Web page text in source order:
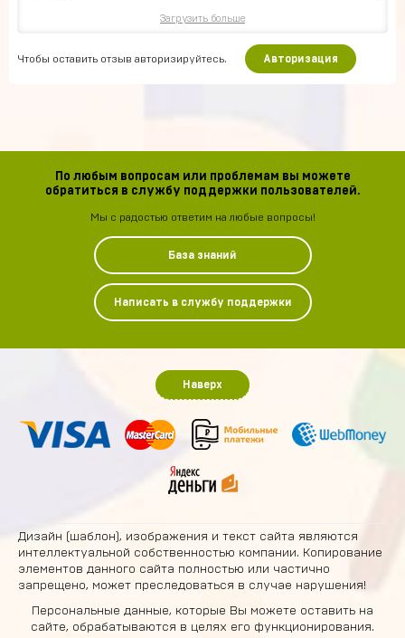
Загрузить больше
Чтобы оставить отзыв авторизируйтесь. Авторизация
По любым вопросам или проблемам вы можете
обратиться в службу поддержки пользователей.
Мы с радостью ответим на любые вопросы!
База знаний
Написать в службу поддержки
Наверх
Дизайн (шаблон), изображения и текст сайта являются
интеллектуальной собственностью компании. Копирование
элементов данного сайта полностью или частично
запрещено, может преследоваться в случае нарушения!
Персональные данные, которые Вы можете оставить на
сайте, обрабатываются в целях его функционирования.